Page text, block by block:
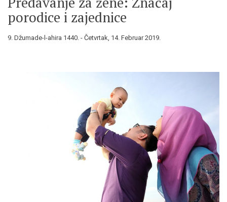
porodice i zajednice
9. Džumade-l-ahira 1440. - Četvrtak, 14. Februar 2019.